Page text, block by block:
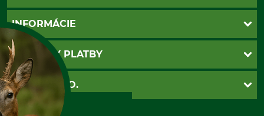
Kontakt
Katalógy
Newsletter
Nastavenia súborov cookie
INFORMÁCIE
Povinné údaje
Obchodné podmienky
Ochrana osobnych udajov
Otváracie hodiny
Zrušenie objednávky
SPÔSOBY PLATBY
Dobierka
Platba vopred
Sepa-inkaso
GRUBE S.R.O.
O nás